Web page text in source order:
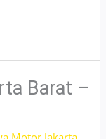
Barat –